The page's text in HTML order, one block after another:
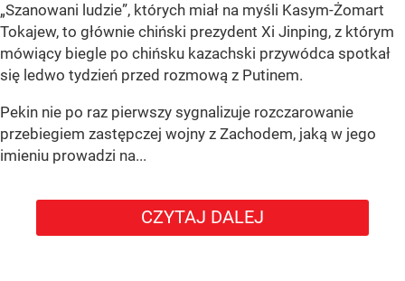
„Szanowani ludzie”, których miał na myśli Kasym-Żomart
Tokajew, to głównie chiński prezydent Xi Jinping, z którym
mówiący biegle po chińsku kazachski przywódca spotkał
się ledwo tydzień przed rozmową z Putinem.
Pekin nie po raz pierwszy sygnalizuje rozczarowanie
przebiegiem zastępczej wojny z Zachodem, jaką w jego
imieniu prowadzi na...
CZYTAJ DALEJ